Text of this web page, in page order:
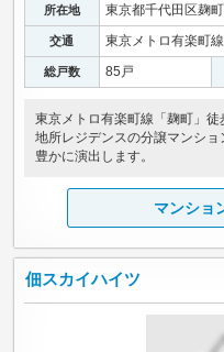
所在地 東京都千代田区麹
交通 東京メトロ有楽町
総戸数 85戸
東京メトロ有楽町線「麹町」
地所レジデンスの分譲マンシ
豊かに演出します。
マンショ
佃スカイハイツ